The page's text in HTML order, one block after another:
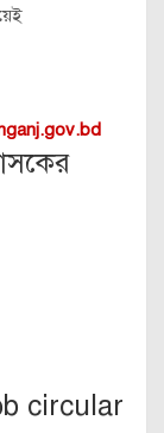
circular